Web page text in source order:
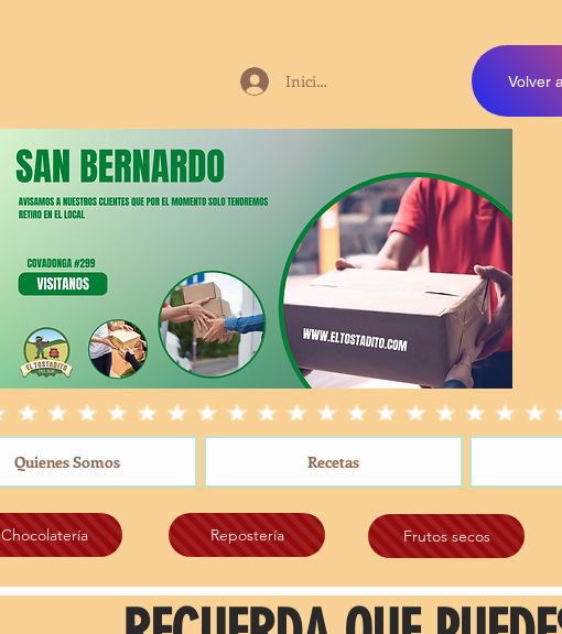
Iniciar sesión Volver
Quienes Somos Recetas
Chocolatería Repostería Frutos secos